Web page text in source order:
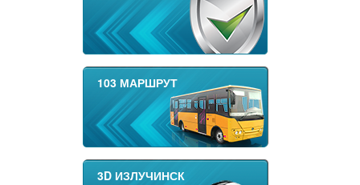
103 МАРШРУТ
3D ИЗЛУЧИНСК